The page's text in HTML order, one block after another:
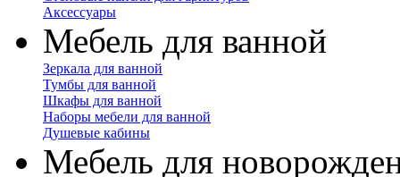
Аксессуары
Мебель для ванной
Зеркала для ванной
Тумбы для ванной
Шкафы для ванной
Наборы мебели для ванной
Душевые кабины
Мебель для